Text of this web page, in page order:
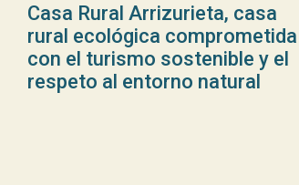
Casa Rural Arrizurieta, casa
rural ecológica comprometida
con el turismo sostenible y el
respeto al entorno natural